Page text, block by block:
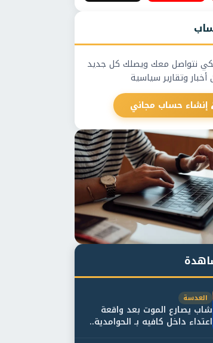
نتواصل معك ويصلك كل جديد
وتقارير سياسية
إنشاء حساب مجاني
العدسة
شاب يصارع الموت بعد واقعة
اعتداء داخل كافيه بـ الحوامدية..
وأسرته...